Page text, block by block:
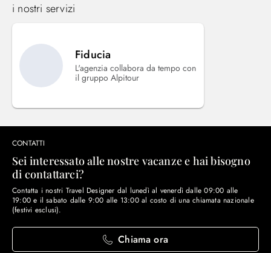
i nostri servizi
Fiducia
L'agenzia collabora da tempo con
il gruppo Alpitour
CONTATTI
Sei interessato alle nostre vacanze e hai bisogno
di contattarci?
Contatta i nostri Travel Designer dal lunedì al venerdì dalle 09:00 alle
19:00 e il sabato dalle 9:00 alle 13:00 al costo di una chiamata nazionale
(festivi esclusi).
Chiama ora